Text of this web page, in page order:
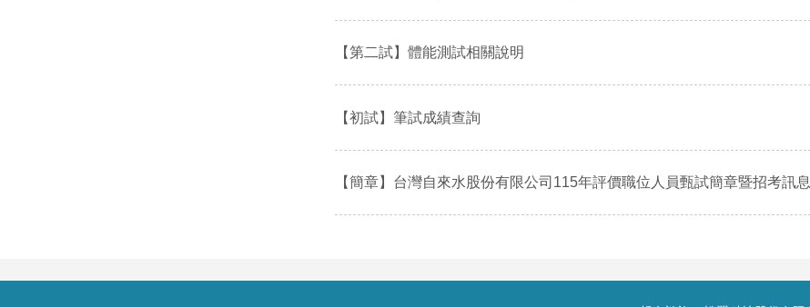
【第二試】體能測試相關說明
【初試】筆試成績查詢
【簡章】台灣自來水股份有限公司115年評價職位人員甄試簡章暨招考訊息